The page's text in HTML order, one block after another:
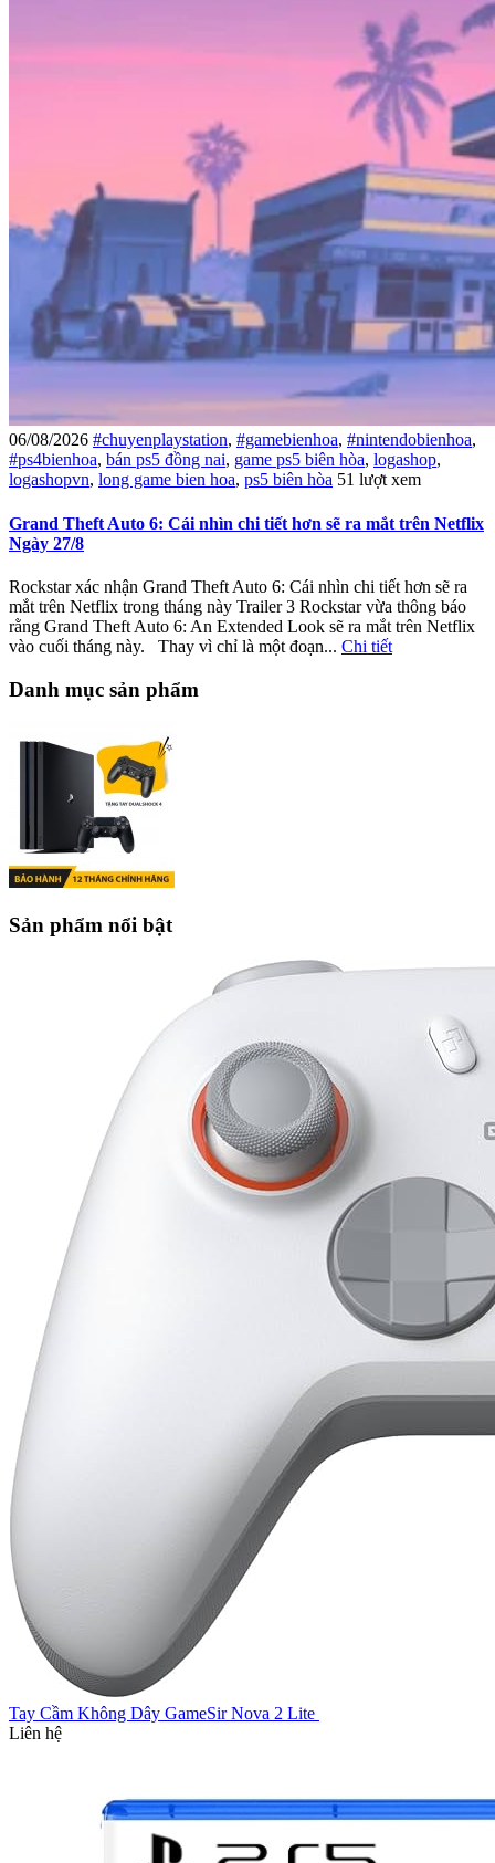
06/08/2026 #chuyenplaystation, #gamebienhoa, #nintendobienhoa,
#ps4bienhoa, bán ps5 đồng nai, game ps5 biên hòa, logashop,
logashopvn, long game bien hoa, ps5 biên hòa 51 lượt xem
Grand Theft Auto 6: Cái nhìn chi tiết hơn sẽ ra mắt trên Netflix
Ngày 27/8
Rockstar xác nhận Grand Theft Auto 6: Cái nhìn chi tiết hơn sẽ ra
mắt trên Netflix trong tháng này Trailer 3 Rockstar vừa thông báo
rằng Grand Theft Auto 6: An Extended Look sẽ ra mắt trên Netflix
vào cuối tháng này. Thay vì chỉ là một đoạn... Chi tiết
Danh mục sản phẩm
Sản phẩm nổi bật
Tay Cầm Không Dây GameSir Nova 2 Lite
Liên hệ